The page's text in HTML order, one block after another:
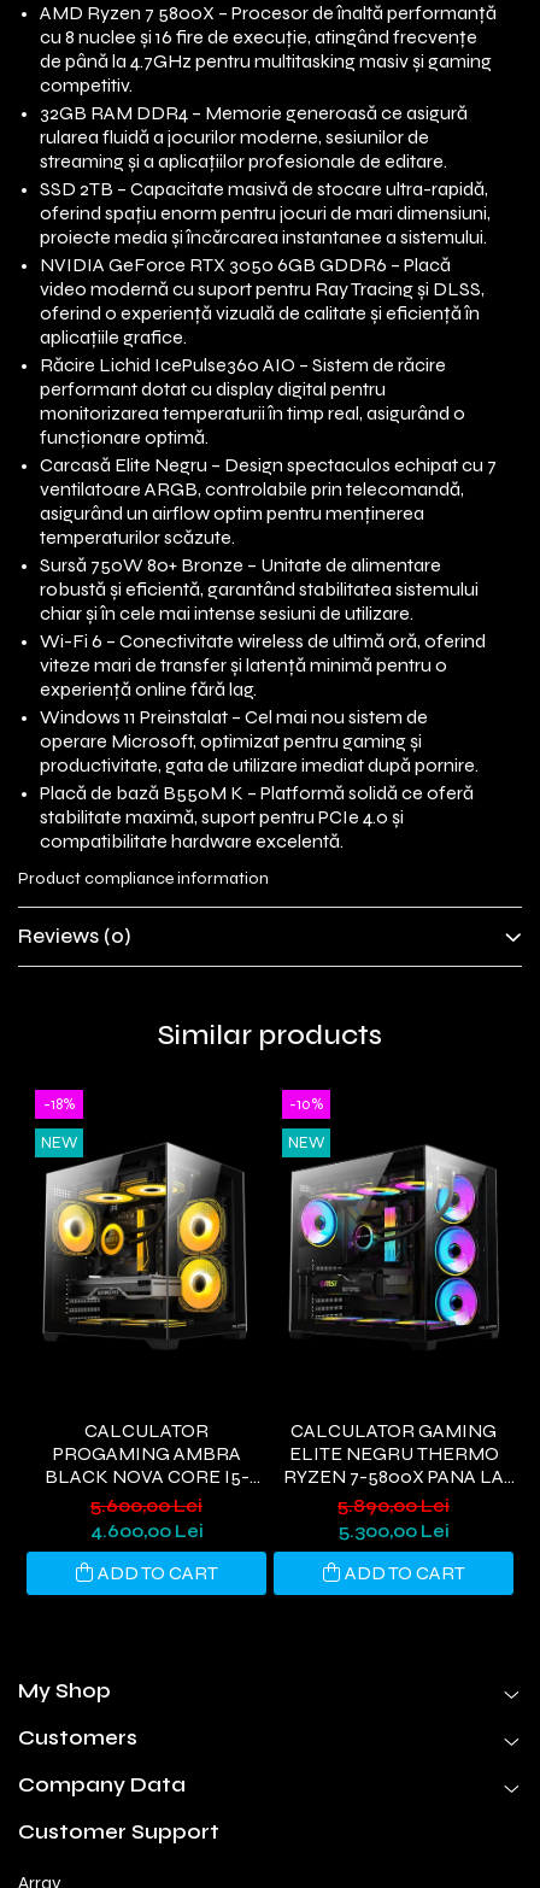
AMD Ryzen 7 5800X – Procesor de înaltă performanță
cu 8 nuclee și 16 fire de execuție, atingând frecvențe
de până la 4.7GHz pentru multitasking masiv și gaming
competitiv.
32GB RAM DDR4 – Memorie generoasă ce asigură
rularea fluidă a jocurilor moderne, sesiunilor de
streaming și a aplicațiilor profesionale de editare.
SSD 2TB – Capacitate masivă de stocare ultra-rapidă,
oferind spațiu enorm pentru jocuri de mari dimensiuni,
proiecte media și încărcarea instantanee a sistemului.
NVIDIA GeForce RTX 3050 6GB GDDR6 – Placă
video modernă cu suport pentru Ray Tracing și DLSS,
oferind o experiență vizuală de calitate și eficiență în
aplicațiile grafice.
Răcire Lichid IcePulse360 AIO – Sistem de răcire
performant dotat cu display digital pentru
monitorizarea temperaturii în timp real, asigurând o
funcționare optimă.
Carcasă Elite Negru – Design spectaculos echipat cu 7
ventilatoare ARGB, controlabile prin telecomandă,
asigurând un airflow optim pentru menținerea
temperaturilor scăzute.
Sursă 750W 80+ Bronze – Unitate de alimentare
robustă și eficientă, garantând stabilitatea sistemului
chiar și în cele mai intense sesiuni de utilizare.
Wi-Fi 6 – Conectivitate wireless de ultimă oră, oferind
viteze mari de transfer și latență minimă pentru o
experiență online fără lag.
Windows 11 Preinstalat – Cel mai nou sistem de
operare Microsoft, optimizat pentru gaming și
productivitate, gata de utilizare imediat după pornire.
Placă de bază B550M K – Platformă solidă ce oferă
stabilitate maximă, suport pentru PCIe 4.0 și
compatibilitate hardware excelentă.
Product compliance information
Reviews (0)
Similar products
-18%
NEW
CALCULATOR
PROGAMING AMBRA
BLACK NOVA CORE I5-
9400, 32GB DDR4, 1TB SSD,
RTX 3050 6GB, WIFI 6,
WINDOWS 11 HOME
5.600,00 Lei
4.600,00 Lei
ADD TO CART
-10%
NEW
CALCULATOR GAMING
ELITE NEGRU THERMO
RYZEN 7-5800X PANA LA
4.7GHZ, 32GB DDR4, 1TB
SSD, RTX5060 8GB GDDR7,
WINDOWS 11, WI-FI 6
5.890,00 Lei
5.300,00 Lei
ADD TO CART
My Shop
Customers
Company Data
Customer Support
Array